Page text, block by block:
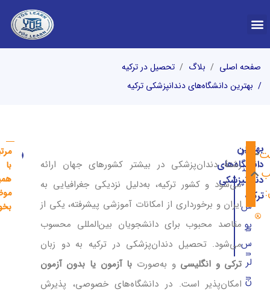
صفحه اصلی بلاگ
تحصیل در ترکیه
بهترین دانشگاه‌های دندانپزشکی ترکیه
بهترین
دانشگاه‌های
دندانپزشکی
ترکیه
کار
شن
س
یو
س
لر
ن
بهترین دانشگاه‌های ترکیه برای تحصیل دندانپزشکی کدامند؟
دانشکده دندانپزشکی استانبول
حاجت تپه از بهترین دانشگاه‌های دندانپزشکی ترکیه
رشتهٔ دندان‌پزشکی در بیشتر کشورهای جهان ارائه
می‌شود و کشور ترکیه، به‌دلیل نزدیکی جغرافیایی به
ایران و برخورداری از امکانات آموزشی پیشرفته، یکی از
مقاصد محبوب برای دانشجویان بین‌المللی محسوب
می‌شود. تحصیل دندان‌پزشکی در ترکیه به دو زبان
ترکی و انگلیسی و به‌صورت با آزمون یا بدون آزمون
امکان‌پذیر است. در دانشگاه‌های خصوصی، پذیرش
مقایسه
با